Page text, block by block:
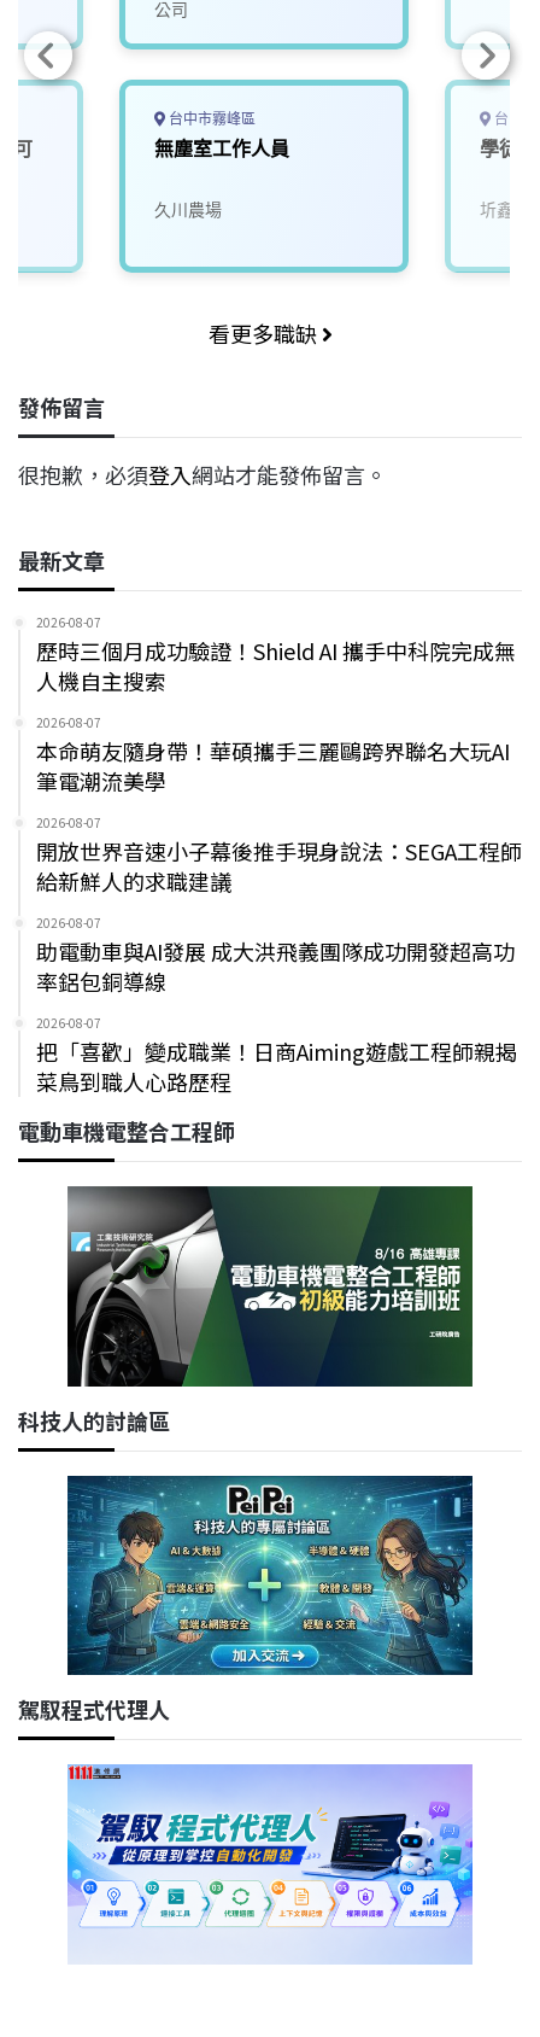
(可
公司
台中市霧峰區
無塵室工作人員
久川農場
台中
學徒(
圻鑫精
看更多職缺
發佈留言
很抱歉，必須登入網站才能發佈留言。
最新文章
2026-08-07
歷時三個月成功驗證！Shield AI 攜手中科院完成無
人機自主搜索
2026-08-07
本命萌友隨身帶！華碩攜手三麗鷗跨界聯名大玩AI
筆電潮流美學
2026-08-07
開放世界音速小子幕後推手現身說法：SEGA工程師
給新鮮人的求職建議
2026-08-07
助電動車與AI發展 成大洪飛義團隊成功開發超高功
率鋁包銅導線
2026-08-07
把「喜歡」變成職業！日商Aiming遊戲工程師親揭
菜鳥到職人心路歷程
電動車機電整合工程師
科技人的討論區
駕馭程式代理人